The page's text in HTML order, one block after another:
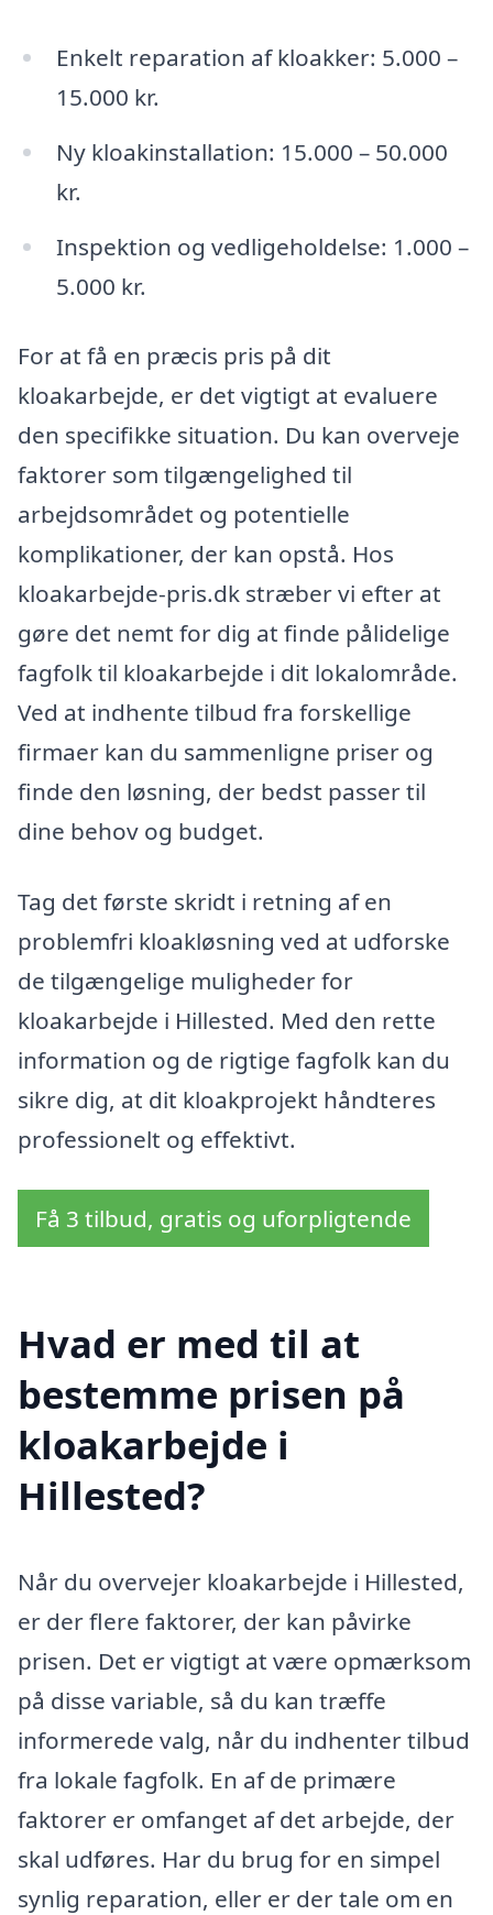
Enkelt reparation af kloakker: 5.000 –
15.000 kr.
Ny kloakinstallation: 15.000 – 50.000
kr.
Inspektion og vedligeholdelse: 1.000 –
5.000 kr.
For at få en præcis pris på dit
kloakarbejde, er det vigtigt at evaluere
den specifikke situation. Du kan overveje
faktorer som tilgængelighed til
arbejdsområdet og potentielle
komplikationer, der kan opstå. Hos
kloakarbejde-pris.dk stræber vi efter at
gøre det nemt for dig at finde pålidelige
fagfolk til kloakarbejde i dit lokalområde.
Ved at indhente tilbud fra forskellige
firmaer kan du sammenligne priser og
finde den løsning, der bedst passer til
dine behov og budget.
Tag det første skridt i retning af en
problemfri kloakløsning ved at udforske
de tilgængelige muligheder for
kloakarbejde i Hillested. Med den rette
information og de rigtige fagfolk kan du
sikre dig, at dit kloakprojekt håndteres
professionelt og effektivt.
Få 3 tilbud, gratis og uforpligtende
Hvad er med til at
bestemme prisen på
kloakarbejde i
Hillested?
Når du overvejer kloakarbejde i Hillested,
er der flere faktorer, der kan påvirke
prisen. Det er vigtigt at være opmærksom
på disse variable, så du kan træffe
informerede valg, når du indhenter tilbud
fra lokale fagfolk. En af de primære
faktorer er omfanget af det arbejde, der
skal udføres. Har du brug for en simpel
synlig reparation, eller er der tale om en